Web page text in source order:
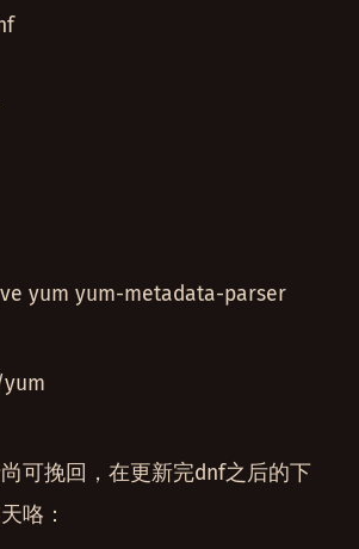
yum yum-metadata-parser
可挽回，在更新完dnf之后的下
咯：